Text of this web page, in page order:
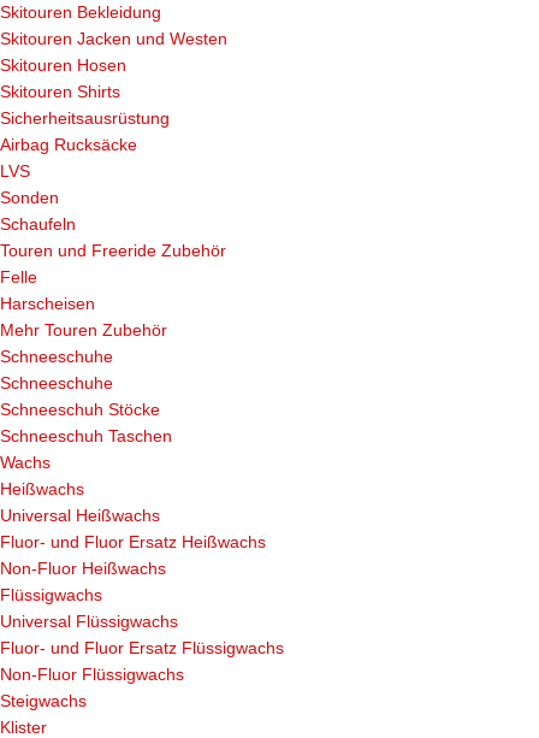
Skitouren Bekleidung
Skitouren Jacken und Westen
Skitouren Hosen
Skitouren Shirts
Sicherheitsausrüstung
Airbag Rucksäcke
LVS
Sonden
Schaufeln
Touren und Freeride Zubehör
Felle
Harscheisen
Mehr Touren Zubehör
Schneeschuhe
Schneeschuhe
Schneeschuh Stöcke
Schneeschuh Taschen
Wachs
Heißwachs
Universal Heißwachs
Fluor- und Fluor Ersatz Heißwachs
Non-Fluor Heißwachs
Flüssigwachs
Universal Flüssigwachs
Fluor- und Fluor Ersatz Flüssigwachs
Non-Fluor Flüssigwachs
Steigwachs
Klister